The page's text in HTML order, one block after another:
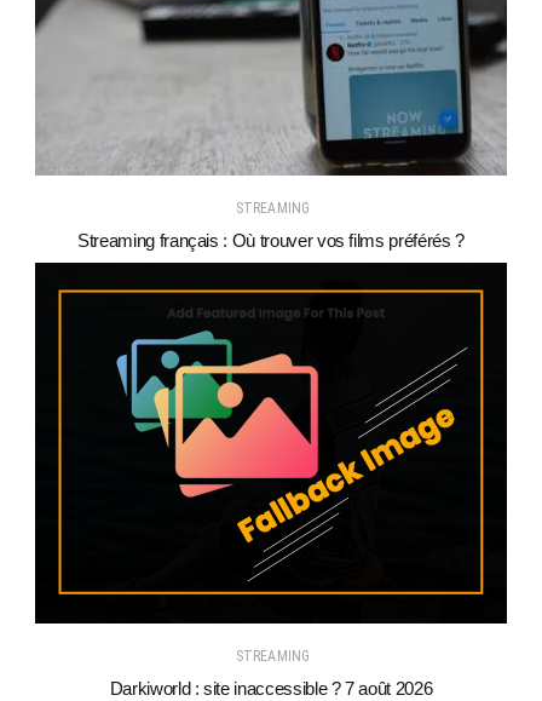
STREAMING
Streaming français : Où trouver vos films préférés ?
STREAMING
Darkiworld : site inaccessible ? 7 août 2026